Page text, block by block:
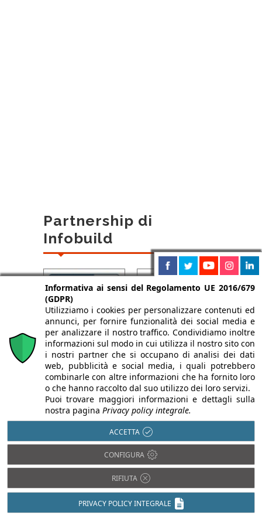
Partnership di
Infobuild
Informativa ai sensi del Regolamento UE 2016/679
(GDPR)
Utilizziamo i cookies per personalizzare contenuti ed
annunci, per fornire funzionalità dei social media e
per analizzare il nostro traffico. Condividiamo inoltre
informazioni sul modo in cui utilizza il nostro sito con
i nostri partner che si occupano di analisi dei dati
web, pubblicità e social media, i quali potrebbero
combinarle con altre informazioni che ha fornito loro
o che hanno raccolto dal suo utilizzo dei loro servizi.
Puoi trovare maggiori informazioni e dettagli sulla
nostra pagina Privacy policy integrale.
ACCETTA
CONFIGURA
RIFIUTA
PRIVACY POLICY INTEGRALE